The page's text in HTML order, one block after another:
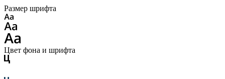
Размер шрифта
Цвет фона и шрифта